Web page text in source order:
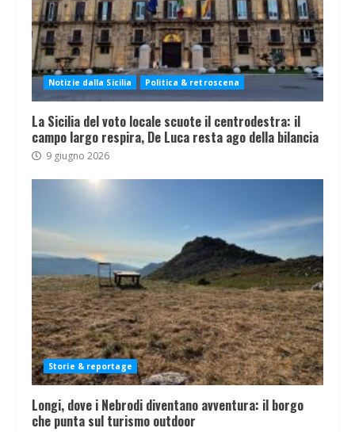
Notizie dalla Sicilia Politica & retroscena
La Sicilia del voto locale scuote il centrodestra: il
campo largo respira, De Luca resta ago della bilancia
9 giugno 2026
Storie & reportage
Longi, dove i Nebrodi diventano avventura: il borgo
che punta sul turismo outdoor